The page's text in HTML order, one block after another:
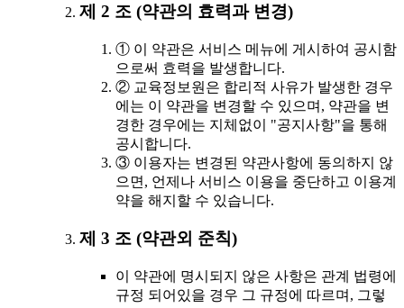
제 2 조 (약관의 효력과 변경)
① 이 약관은 서비스 메뉴에 게시하여 공시함
으로써 효력을 발생합니다.
② 교육정보원은 합리적 사유가 발생한 경우
에는 이 약관을 변경할 수 있으며, 약관을 변
경한 경우에는 지체없이 "공지사항"을 통해
공시합니다.
③ 이용자는 변경된 약관사항에 동의하지 않
으면, 언제나 서비스 이용을 중단하고 이용계
약을 해지할 수 있습니다.
제 3 조 (약관외 준칙)
이 약관에 명시되지 않은 사항은 관계 법령에
규정 되어있을 경우 그 규정에 따르며, 그렇